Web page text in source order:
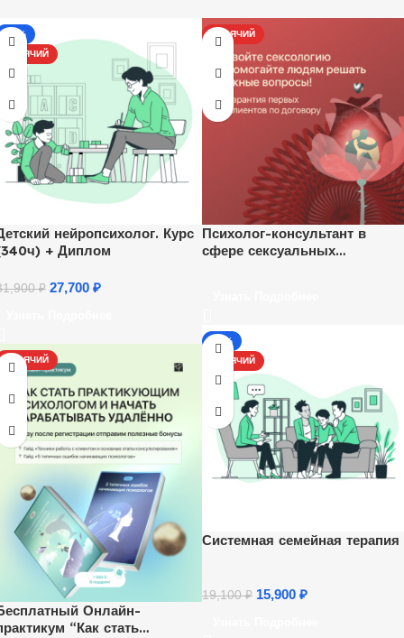
-13%
ГОРЯЧИЙ
нейропсихолог. Курс
+ Диплом
₽ 27,700 ₽
ГОРЯЧИЙ
Психолог-консультант в
сфере сексуальных
-17%
ГОРЯЧИЙ
Системная семейная терапия
19,100₽ 15,900 ₽
ГОРЯЧИЙ
Онлайн-
“Как стать